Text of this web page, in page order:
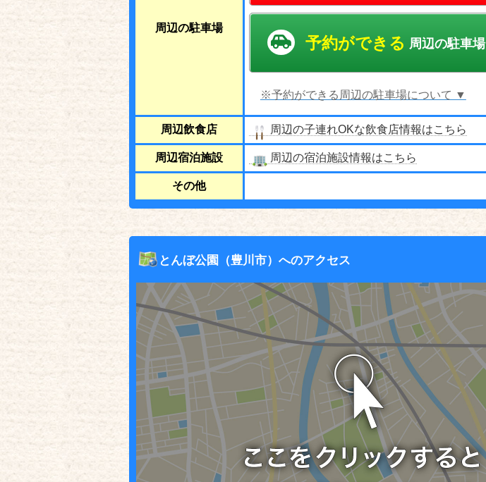
周辺の駐車場
予約ができる 周辺の駐車場
※予約ができる周辺の駐車場について ▼
周辺飲食店 周辺の子連れOKな飲食店情報はこちら
周辺宿泊施設 周辺の宿泊施設情報はこちら
その他
とんぼ公園（豊川市）へのアクセス